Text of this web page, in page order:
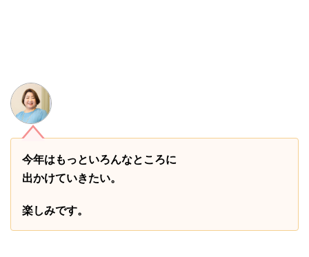
今年はもっといろんなところに
出かけていきたい。
楽しみです。